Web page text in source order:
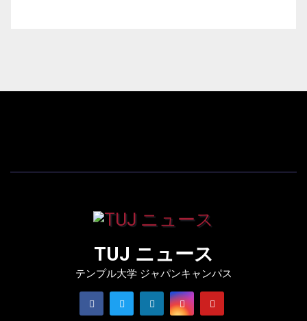
TUJ ニュース
テンプル大学 ジャパンキャンパス